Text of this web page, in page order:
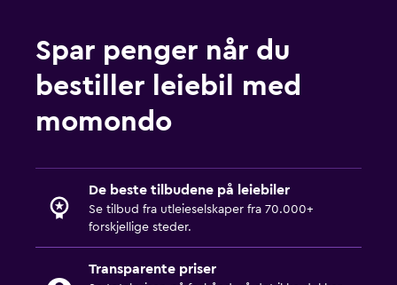
Spar penger når du
bestiller leiebil med
momondo
De beste tilbudene på leiebiler
Se tilbud fra utleieselskaper fra 70.000+
forskjellige steder.
Transparente priser